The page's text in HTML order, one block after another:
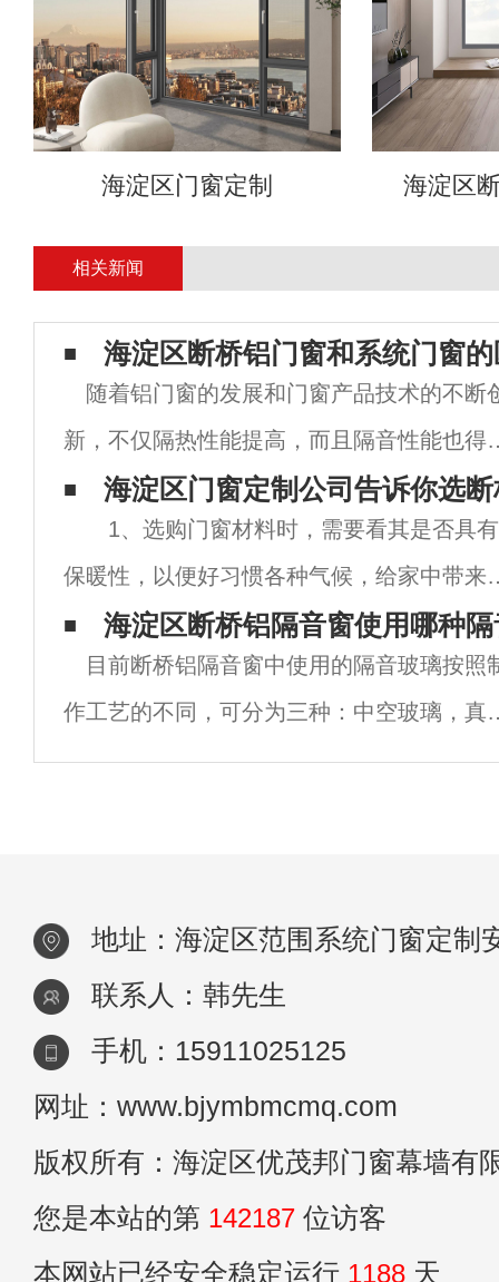
海淀区门窗定制 海淀区
相关新闻
海淀区断桥铝门窗和系统门窗
随着铝门窗的发展和门窗产品技术的不断
新，不仅隔热性能提高，而且隔音性能也得
了提高。因此，断桥铝门窗非常流行。系统
窗有什么问题？今天，让我们来谈谈两者的
别。 事实上，系统门窗也是由铝门窗升
改
海淀区门窗定制公司告诉你选
1、选购门窗材料时，需要看其是否具有
保暖性，以便好习惯各种气候，给家中带来
的家居生活。并且海淀区断桥铝门窗能进行
温，并且耐脏，平常只需稍有点温热就能带
的寓居体会。 2、看看自己选定的断桥铝
门窗
海淀区断桥铝隔音窗使用哪种
目前断桥铝隔音窗中使用的隔音玻璃按照
作工艺的不同，可分为三种：中空玻璃，真
玻璃，夹胶玻璃。在隔音方面每种玻璃都有
地址：海淀区范围系统门窗定制
联系人：韩先生
手机：15911025125
网址：www.bjymbmcmq.com
版权所有：海淀区优茂邦门窗幕墙有
您是本站的第 142187 位访客
本网站已经安全稳定运行 1188 天